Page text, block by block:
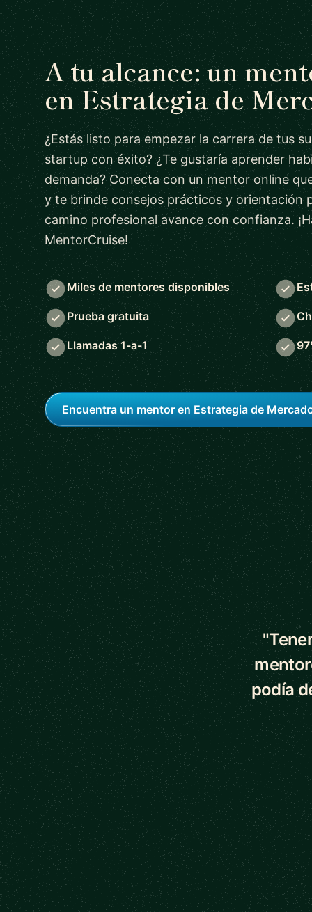
A tu alcance: un
en Estrategia de
¿Estás listo para empezar la carrera de tus
startup con éxito? ¿Te gustaría aprender
demanda? Conecta con un mentor online
y te brinde consejos prácticos y orientación
camino profesional avance con confianza.
MentorCruise!
Miles de mentores disponibles
Prueba gratuita
Llamadas 1-a-1
Encuentra un mentor en Estrategia de
5 out of 5
podía